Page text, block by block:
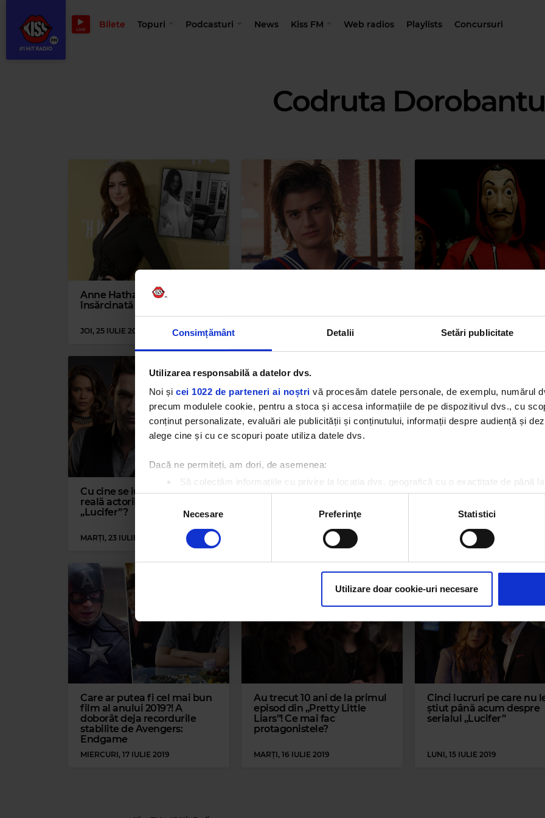
Consimțământ Detalii Setări publicitate
Utilizarea responsabilă a datelor dvs.
Noi și cei 1022 de parteneri ai noștri vă procesăm datele personale, de exemplu, numărul
precum modulele cookie, pentru a stoca și accesa informațiile de pe dispozitivul dvs., cu
conținut personalizate, evaluări ale publicității și conținutului, informații despre audiență și
alege cine și cu ce scopuri poate utiliza datele dvs.
Dacă ne permiteți, am dori, de asemenea:
Să colectăm informațiile cu privire la locația dvs. geografică cu o exactitate de până
Să vă identificăm dispozitivul scanândul-l în mod activ după caracteristici specifice
Găsiți mai multe informații despre procesarea datelor dvs. personale și configurați-vă
Vă puteți modifica sau retrage oricând acordul din Declarația despre modulele cookie.
traficul. De asemenea, le oferim partenerilor de rețele sociale, de publicitate și de analize
care folosiți site-ul nostru. Aceștia le pot combina cu alte informații oferite de dvs. sau culese
Selecția
consimțământului
Necesare Preferinţe Statistici
Utilizare doar cookie-uri necesare
LIVE Bilete Topuri Podcasturi News Kiss FM Web radios Playlists Concursuri
Codruta Dorobantu
Anne Hathaway este
însărcinată cu al doilea copil
JOI, 25 IULIE 2019
piesă
Casa de Papel’’
MIERCURI, 24 IULIE 2019
Cu cine se iubesc în viața
reală actorii din serialul
„Lucifer”?
MARȚI, 23 IULIE 2019
Brad Pitt l-a întrebat pe
a avut loc și el pe ușa din
VINERI, 19 IULIE 2019
Bella Hadid este acum
sora ei, Gigi Hadid
JOI, 18 IULIE 2019
Care ar putea fi cel mai bun
film al anului 2019?! A
doborât deja recordurile
stabilite de Avengers:
Endgame
MIERCURI, 17 IULIE 2019
Au trecut 10 ani de la primul
episod din „Pretty Little
Liars”! Ce mai fac
protagonistele?
MARȚI, 16 IULIE 2019
Cinci lucruri pe care nu
știut până acum despre
serialul „Lucifer”
LUNI, 15 IULIE 2019